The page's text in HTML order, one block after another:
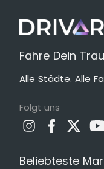
Fahre Dein
Alle Städte. Alle
Folgt uns
Beliebteste